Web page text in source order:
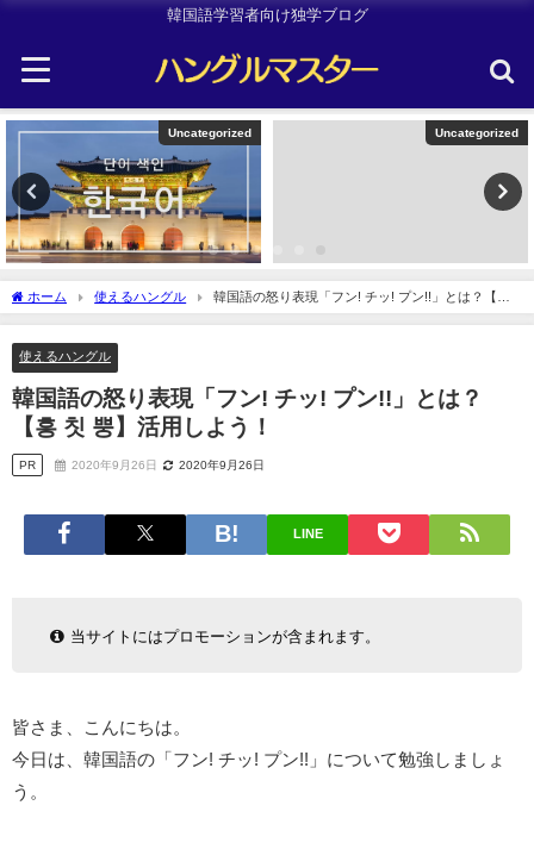
韓国語学習者向け独学ブログ
Uncategorized Uncategorized
ホーム 使えるハングル
韓国語の怒り表現「フン! チッ! プン!!」とは？【흥
칫 뿡】活用しよう！
使えるハングル
韓国語の怒り表現「フン! チッ! プン!!」とは？
【흥 칫 뿡】活用しよう！
PR 2020年9月26日 2020年9月26日
LINE
当サイトにはプロモーションが含まれます。
皆さま、こんにちは。
今日は、韓国語の「フン! チッ! プン!!」について勉強しましょ
う。